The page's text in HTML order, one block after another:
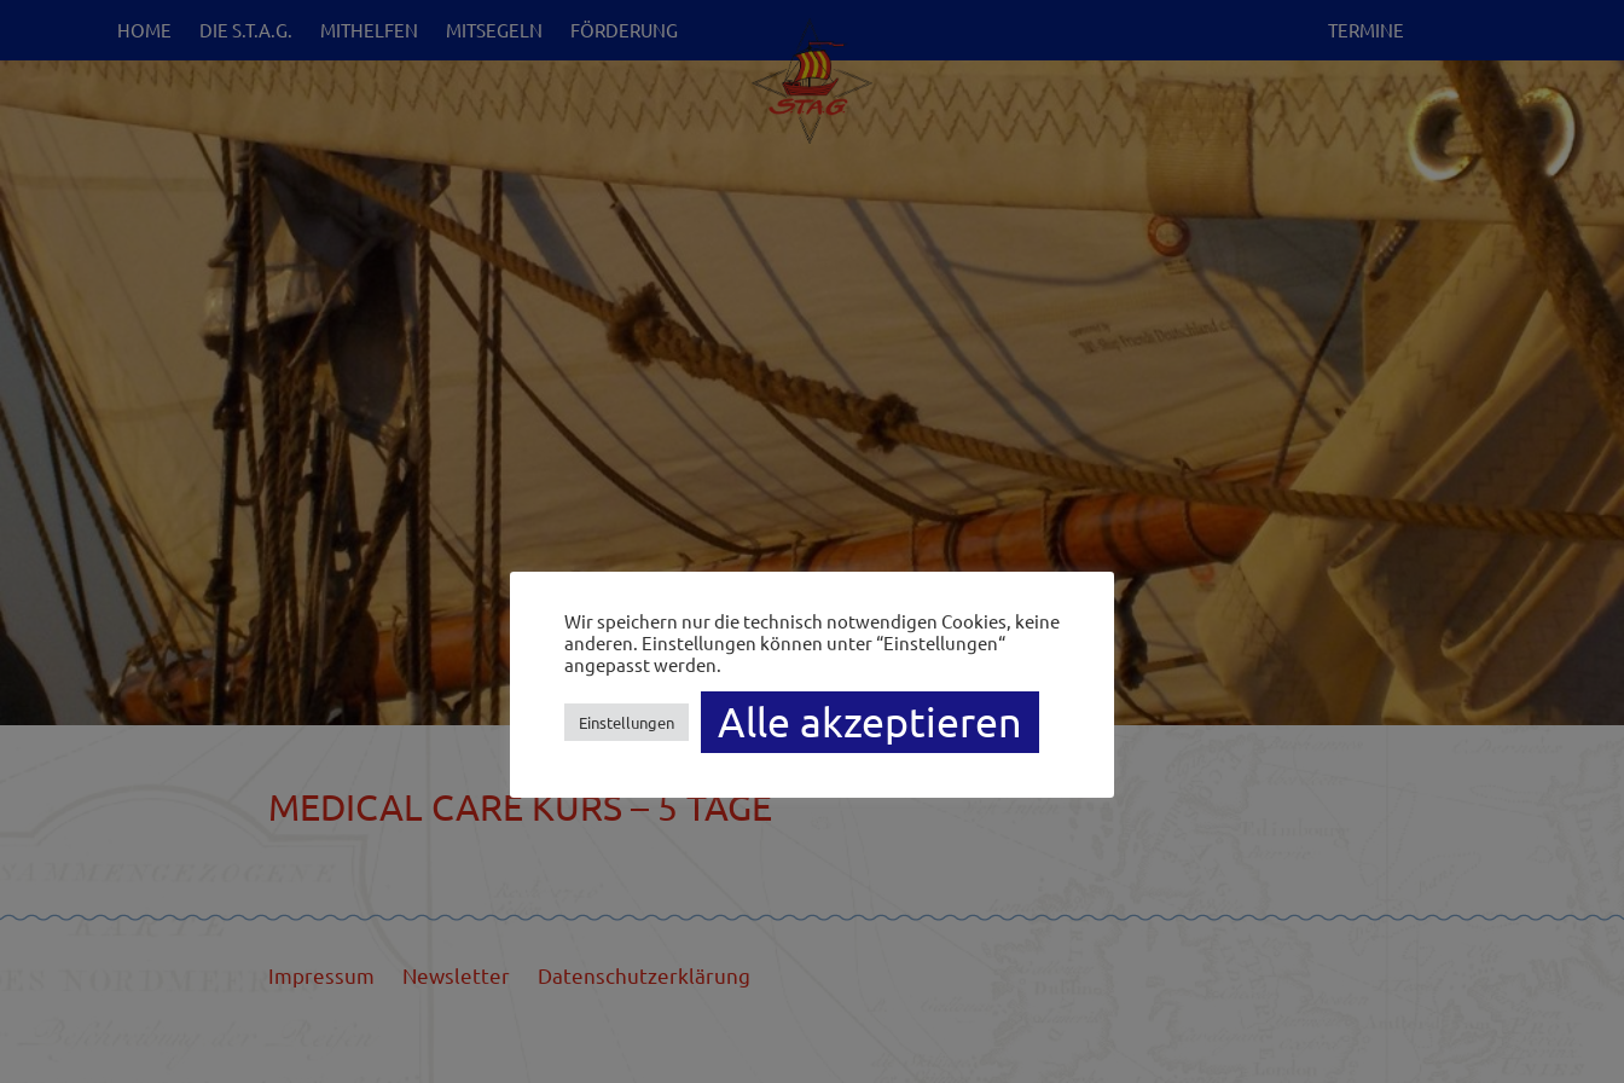
HOME DIE S.T.A.G. MITHELFEN MITSEGELN FÖRDERUNG TERMINE
MEDICAL CARE KURS – 5 TAGE
Impressum Newsletter Datenschutzerklärung
Wir speichern nur die technisch notwendigen Cookies, keine
anderen. Einstellungen können unter “Einstellungen“
angepasst werden.
Einstellungen Alle akzeptieren